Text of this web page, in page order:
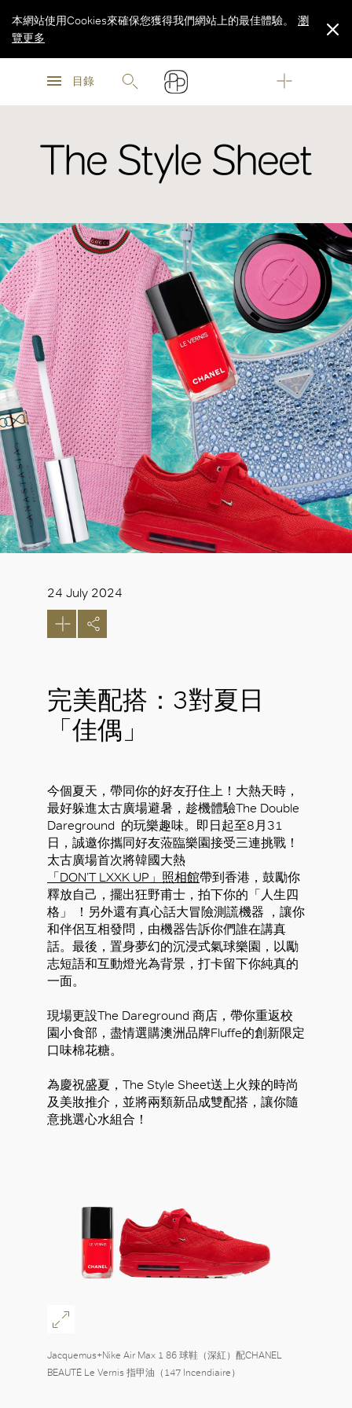
瀏
目錄
本網站使用Cookies來確保您獲得我們網站上的最佳體驗。
瀏
覽更多
The Style Sheet
24 July 2024
完美配搭：3對夏日
「佳偶」
今個夏天，帶同你的好友孖住上！大熱天時，
最好躲進太古廣場避暑，趁機體驗The Double
Dareground 的玩樂趣味。即日起至8月31
日，誠邀你攜同好友蒞臨樂園接受三連挑戰！
太古廣場首次將韓國大熱
「DON’T LXXK UP」照相館帶到香港，鼓勵你
釋放自己，擺出狂野甫士，拍下你的「人生四
格」 ！另外還有真心話大冒險測謊機器 ，讓你
和伴侶互相發問，由機器告訴你們誰在講真
話。最後，置身夢幻的沉浸式氣球樂園，以勵
志短語和互動燈光為背景，打卡留下你純真的
一面。
現場更設The Dareground 商店，帶你重返校
園小食部，盡情選購澳洲品牌Fluffe的創新限定
口味棉花糖。
為慶祝盛夏，The Style Sheet送上火辣的時尚
及美妝推介，並將兩類新品成雙配搭，讓你隨
意挑選心水組合！
Jacquemus+Nike Air Max 1 86 球鞋（深紅）配CHANEL
BEAUTÉ Le Vernis 指甲油（147 Incendiaire）